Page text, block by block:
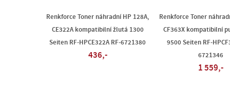
Renkforce Toner náhradní HP 128A,
CE322A kompatibilní žlutá 1300
Seiten RF-HPCE322A RF-6721380
436,-
Renkforce Toner
CF363X kompatibilní
9500 Seiten RF-
6721346
1 559,-